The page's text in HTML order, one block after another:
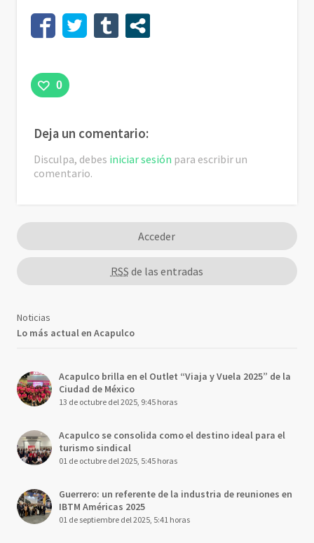
0
Deja un comentario:
Disculpa, debes iniciar sesión para escribir un
comentario.
Acceder
RSS de las entradas
Noticias
Lo más actual en Acapulco
Acapulco brilla en el Outlet “Viaja y Vuela 2025” de la
Ciudad de México
13 de octubre del 2025, 9:45 horas
Acapulco se consolida como el destino ideal para el
turismo sindical
01 de octubre del 2025, 5:45 horas
Guerrero: un referente de la industria de reuniones en
IBTM Américas 2025
01 de septiembre del 2025, 5:41 horas